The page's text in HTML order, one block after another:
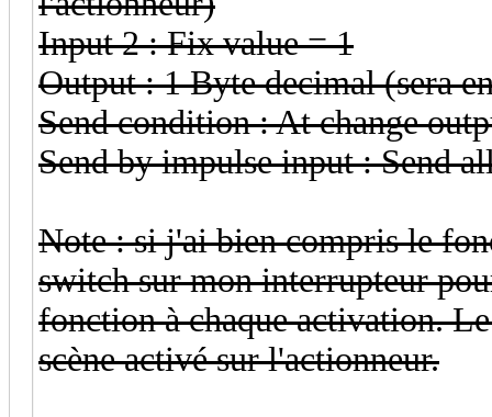
Input 2 : Fix value = 1
Output : 1 Byte decimal (sera
Send condition : At change
Send by impulse input : Send
Note : si j'ai bien compris le
switch sur mon interrupteur
fonction à chaque activation.
scène activé sur l'actionneur.